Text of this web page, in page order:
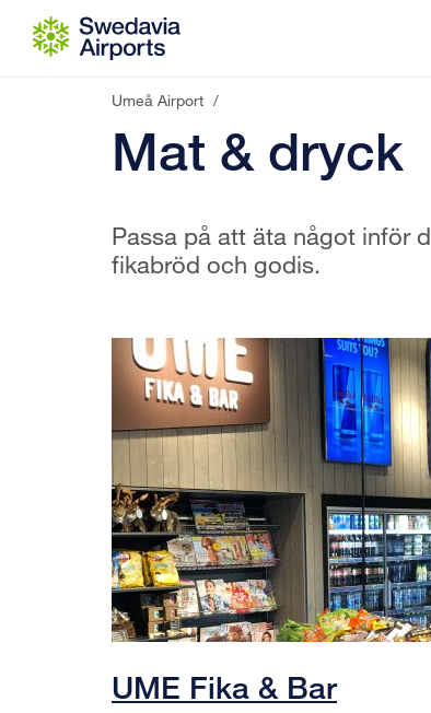
Gå till innehåll
Umeå Airport /
Mat & dryck
Passa på att äta något inför
fikabröd och godis.
UME Fika & Bar